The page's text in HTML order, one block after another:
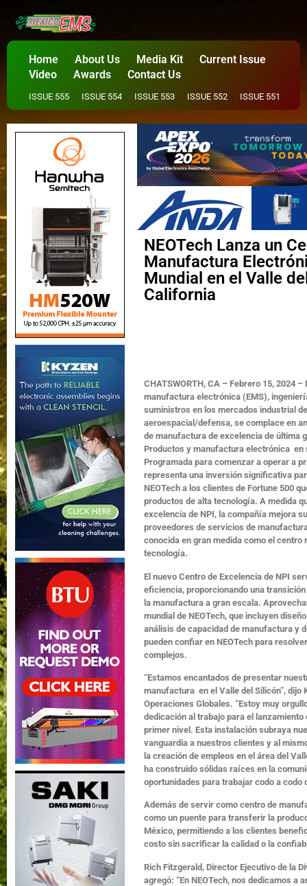
Home About Us Media Kit
Current Issue
Video
Awards Contact Us
ISSUE 555 ISSUE 554 ISSUE 553 ISSUE 552 ISSUE 551
NEOTech Lanza un
Manufactura
Mundial en el Valle
California
CHATSWORTH, CA – Febrero 15, 2024
manufactura electrónica (EMS),
suministros en los mercados industrial
aeroespacial/defensa, se complace en
de manufactura de excelencia de última
Productos y manufactura electrónica en
Programada para comenzar a operar a
representa una inversión significativa
NEOTech a los clientes de Fortune 500
productos de alta tecnología. A medida
excelencia de NPI, la compañía mejora
proveedores de servicios de
conocida en gran medida como el
tecnología.
El nuevo Centro de Excelencia de NPI
eficiencia, proporcionando una
la manufactura a gran escala.
mundial de NEOTech, que incluyen
análisis de capacidad de manufactura y
pueden confiar en NEOTech para
complejos.
“Estamos encantados de presentar
manufactura en el Valle del Silicón”, dijo
Operaciones Globales. “Estoy muy
dedicación al trabajo para el
primer nivel. Esta instalación subraya
vanguardia a nuestros clientes y al
la creación de empleos en el área del
ha construido sólidas raíces en la
oportunidades para trabajar codo a codo
Además de servir como centro de
como un puente para transferir la
México, permitiendo a los clientes
costo sin sacrificar la calidad o la
Rich Fitzgerald, Director Ejecutivo de la
agregó: “En NEOTech, nos dedicamos a